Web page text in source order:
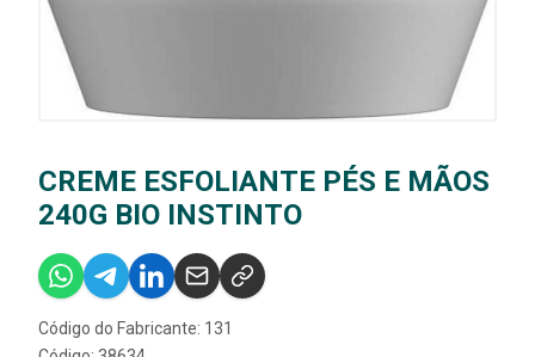
CREME ESFOLIANTE PÉS E MÃOS
240G BIO INSTINTO
Código do Fabricante: 131